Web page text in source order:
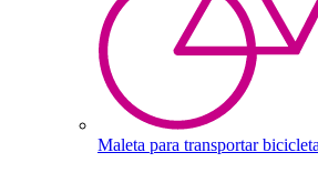
Maleta para transportar